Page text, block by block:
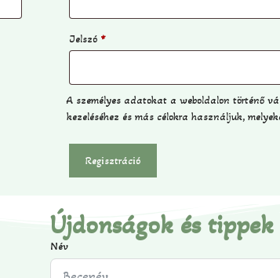
Jelszó *
A személyes adatokat a weboldalon történő
kezeléséhez és más célokra használjuk,
Regisztráció
Újdonságok és
Név